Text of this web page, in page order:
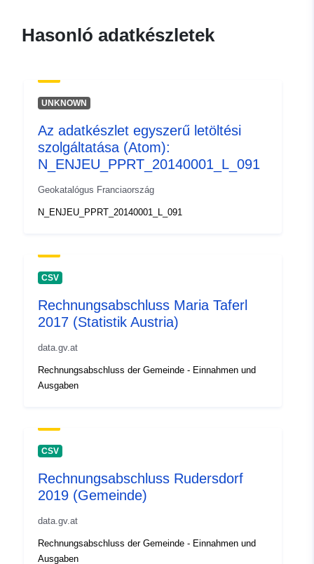
Hasonló adatkészletek
UNKNOWN
Az adatkészlet egyszerű letöltési
szolgáltatása (Atom):
N_ENJEU_PPRT_20140001_L_091
Geokatalógus Franciaország
N_ENJEU_PPRT_20140001_L_091
CSV
Rechnungsabschluss Maria Taferl
2017 (Statistik Austria)
data.gv.at
Rechnungsabschluss der Gemeinde - Einnahmen und
Ausgaben
CSV
Rechnungsabschluss Rudersdorf
2019 (Gemeinde)
data.gv.at
Rechnungsabschluss der Gemeinde - Einnahmen und
Ausgaben